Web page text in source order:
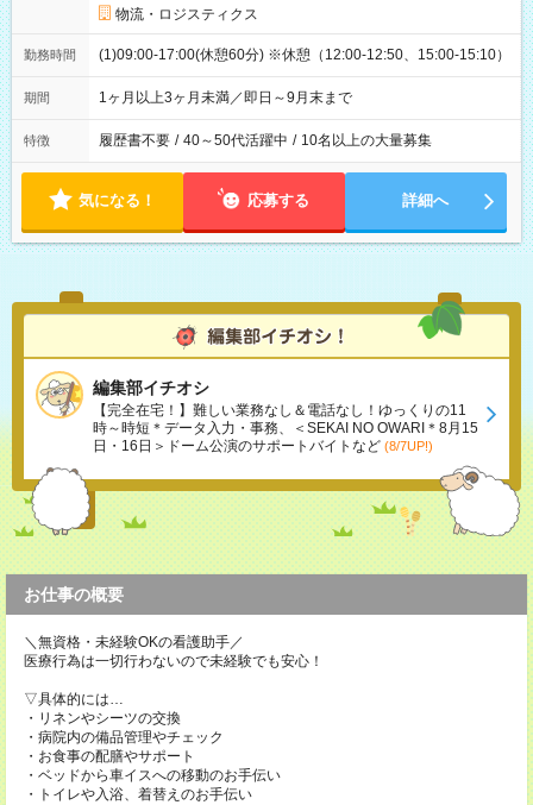
物流・ロジスティクス
勤務時間 (1)09:00-17:00(休憩60分) ※休憩（12:00-12:50、15:00-15:10）
期間 1ヶ月以上3ヶ月未満／即日～9月末まで
特徴 履歴書不要 / 40～50代活躍中 / 10名以上の大量募集
気になる！ 応募する 詳細へ
編集部イチオシ
【完全在宅！】難しい業務なし＆電話なし！ゆっくりの11
時～時短＊データ入力・事務、＜SEKAI NO OWARI＊8月15
日・16日＞ドーム公演のサポートバイトなど (8/7UP!)
お仕事の概要
＼無資格・未経験OKの看護助手／
医療行為は一切行わないので未経験でも安心！
▽具体的には…
・リネンやシーツの交換
・病院内の備品管理やチェック
・お食事の配膳やサポート
・ベッドから車イスへの移動のお手伝い
・トイレや入浴、着替えのお手伝い